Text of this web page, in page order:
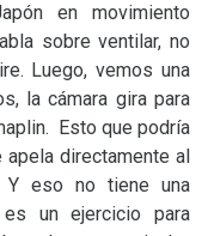
en movimiento
sobre ventilar, no
Luego, vemos una
la cámara gira para
Esto que podría
directamente al
Y eso no tiene una
un ejercicio para